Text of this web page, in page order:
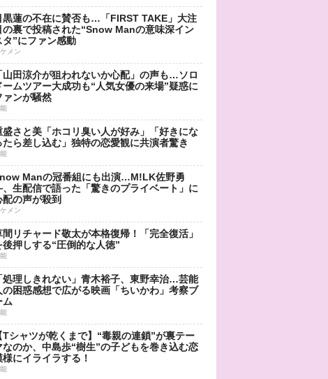
黒蓮の不在に賛否も…「FIRST TAKE」大注
の裏で投稿された“Snow Manの意味深イン
タ”にファン感動
メン
山田涼介が狙われないか心配」の声も…ソロ
ームツアー大成功も“人気女優の来場”疑惑に
ァンが騒然
盛さと美「ホコリ臭い人が好み」「好きにな
たら差し込む」独特の恋愛観に共演者驚き
Manの冠番組にも出演…M!LK佐野勇
、生配信で語った「驚きのプライベート」に
配の声が殺到
メン
間リチャード敬太が本格復帰！「完全復活」
後押しする“圧倒的な人徳”
処理しきれない」青木裕子、東野幸治…芸能
の困惑感想で広がる映画「ちいかわ」考察ブ
ム
Tシャツが乾くまで】“毒親の連鎖”が裏テー
なのか、中島歩“樹生”の子どもを巻き込む恋
様にイライラする！